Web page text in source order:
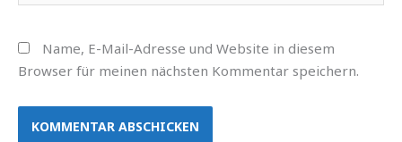
Name, E-Mail-Adresse und Website in diesem
Browser für meinen nächsten Kommentar speichern.